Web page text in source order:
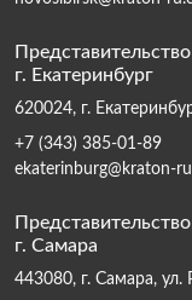
Представительство
г. Екатеринбург
620024, г.
+7 (343) 385-01-89
ekaterinburg@kraton-
Представительство
г. Самара
443080, г. Самара, ул.